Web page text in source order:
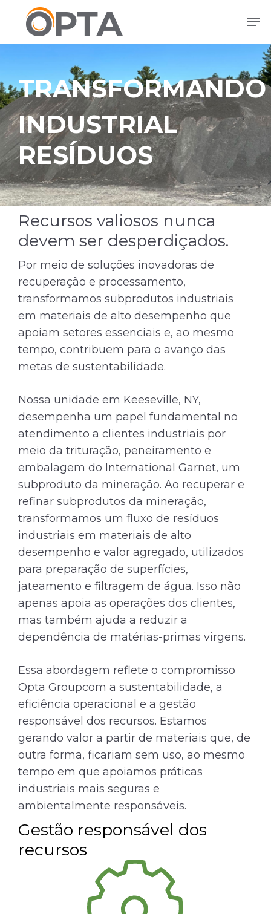
direto
principal
TRANSFORMANDO
INDUSTRIAL
RESÍDUOS
Recursos valiosos nunca
devem ser desperdiçados.
Por meio de soluções inovadoras de
recuperação e processamento,
transformamos subprodutos industriais
em materiais de alto desempenho que
apoiam setores essenciais e, ao mesmo
tempo, contribuem para o avanço das
metas de sustentabilidade.
Nossa unidade em Keeseville, NY,
desempenha um papel fundamental no
atendimento a clientes industriais por
meio da trituração, peneiramento e
embalagem do International Garnet, um
subproduto da mineração. Ao recuperar e
refinar subprodutos da mineração,
transformamos um fluxo de resíduos
industriais em materiais de alto
desempenho e valor agregado, utilizados
para preparação de superfícies,
jateamento e filtragem de água. Isso não
apenas apoia as operações dos clientes,
mas também ajuda a reduzir a
dependência de matérias-primas virgens.
Essa abordagem reflete o compromisso
Opta Groupcom a sustentabilidade, a
eficiência operacional e a gestão
responsável dos recursos. Estamos
gerando valor a partir de materiais que, de
outra forma, ficariam sem uso, ao mesmo
tempo em que apoiamos práticas
industriais mais seguras e
ambientalmente responsáveis.
Gestão responsável dos
recursos